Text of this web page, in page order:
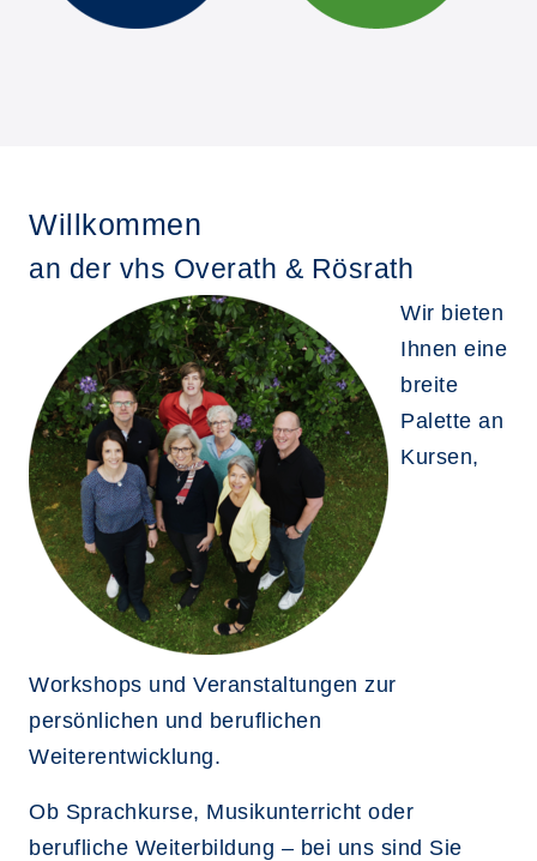
Willkommen
an der vhs Overath & Rösrath
Wir bieten
Ihnen eine
breite
Palette an
Kursen,
Workshops und Veranstaltungen zur
persönlichen und beruflichen
Weiterentwicklung.
Ob Sprachkurse, Musikunterricht oder
berufliche Weiterbildung – bei uns sind Sie